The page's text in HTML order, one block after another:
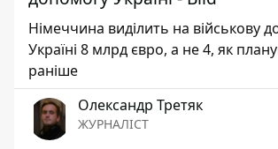
Німеччина виділить на військову
Україні 8 млрд євро, а не 4, як
раніше
Олександр Третяк
ЖУРНАЛІСТ